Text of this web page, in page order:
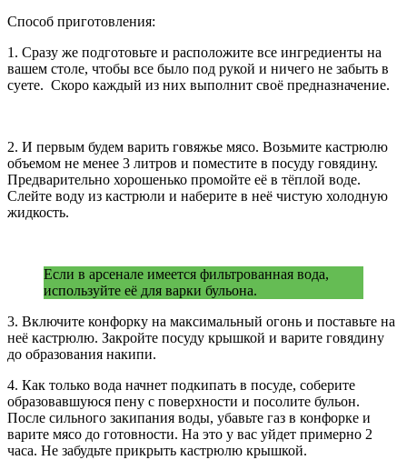
Способ приготовления:
1. Сразу же подготовьте и расположите все ингредиенты на
вашем столе, чтобы все было под рукой и ничего не забыть в
суете. Скоро каждый из них выполнит своё предназначение.
2. И первым будем варить говяжье мясо. Возьмите кастрюлю
объемом не менее 3 литров и поместите в посуду говядину.
Предварительно хорошенько промойте её в тёплой воде.
Слейте воду из кастрюли и наберите в неё чистую холодную
жидкость.
Если в арсенале имеется фильтрованная вода,
используйте её для варки бульона.
3. Включите конфорку на максимальный огонь и поставьте на
неё кастрюлю. Закройте посуду крышкой и варите говядину
до образования накипи.
4. Как только вода начнет подкипать в посуде, соберите
образовавшуюся пену с поверхности и посолите бульон.
После сильного закипания воды, убавьте газ в конфорке и
варите мясо до готовности. На это у вас уйдет примерно 2
часа. Не забудьте прикрыть кастрюлю крышкой.